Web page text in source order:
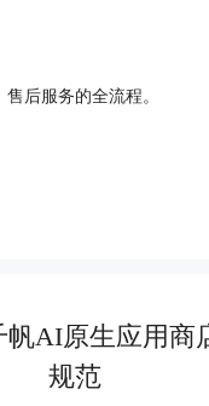
后服务的全流程。
帆AI原生应用商
规范